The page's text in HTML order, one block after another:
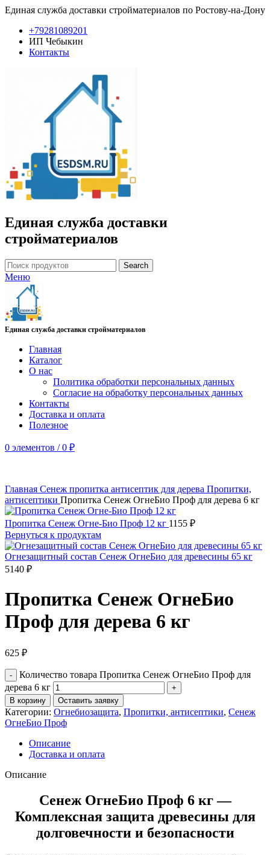
Единая служба доставки стройматериалов по Ростову-на-Дону
+79281089201
ИП Чебыкин
Контакты
Единая служба доставки
стройматериалов
Search
Меню
Единая служба доставки стройматериалов
Главная
Каталог
О нас
Политика обработки персональных данных
Согласие на обработку персональных данных
Контакты
Доставка и оплата
Полезное
0 элементов / 0 ₽
Главная Сенеж пропитка антисептик для дерева Пропитки,
антисептики Пропитка Сенеж ОгнеБио Проф для дерева 6 кг
Пропитка Сенеж Огне-Био Проф 12 кг 1155 ₽
Вернуться к продуктам
Огнезащитный состав Сенеж ОгнеБио для древесины 65 кг
5140 ₽
Пропитка Сенеж ОгнеБио
Проф для дерева 6 кг
625 ₽
Количество товара Пропитка Сенеж ОгнеБио Проф для
дерева 6 кг
В корзину Оставить заявку
Категории: Огнебиозащита, Пропитки, антисептики, Сенеж
ОгнеБио Проф
Описание
Доставка и оплата
Описание
Сенеж ОгнеБио Проф 6 кг —
Комплексная защита древесины для
долговечности и безопасности